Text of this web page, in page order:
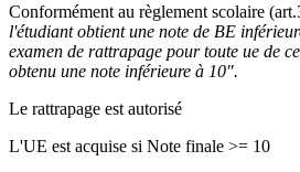
Conformément au règlement scolaire
l'étudiant obtient une note de BE
examen de rattrapage pour toute ue de
obtenu une note inférieure à 10".
Le rattrapage est autorisé
L'UE est acquise si Note finale >= 10